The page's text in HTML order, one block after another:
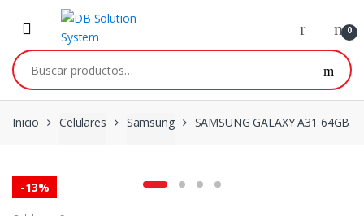
0
Inicio Celulares Samsung SAMSUNG GALAXY A31 64GB
-13%